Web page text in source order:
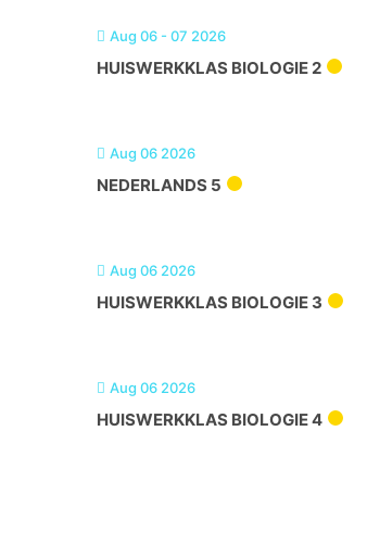
Aug 06 - 07 2026
HUISWERKKLAS BIOLOGIE 2
Aug 06 2026
NEDERLANDS 5
Aug 06 2026
HUISWERKKLAS BIOLOGIE 3
Aug 06 2026
HUISWERKKLAS BIOLOGIE 4